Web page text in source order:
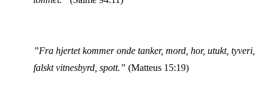
”Fra hjertet kommer onde tanker, mord, hor, utukt, tyveri,
falskt vitnesbyrd, spott.” (Matteus 15:19)